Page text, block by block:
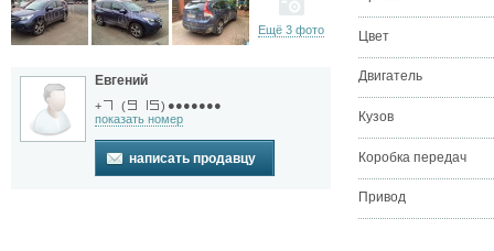
Ещё 3 фото
Евгений
+ ( ) ●●●●●●●
показать номер
написать продавцу
Цвет
Двигатель
Кузов
Коробка передач
Привод